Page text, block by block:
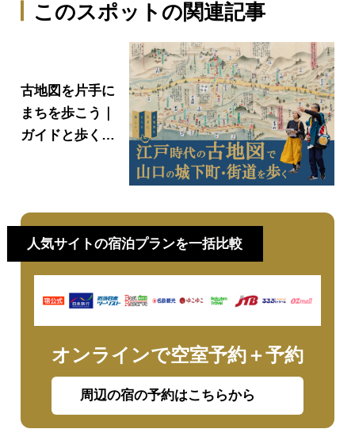
このスポットの関連記事
古地図を片手に
まちを歩こう｜
ガイドと歩く山
人気サイトの宿泊プランを一括比較
オンラインで空室予約＋予約
周辺の宿の予約はこちらから